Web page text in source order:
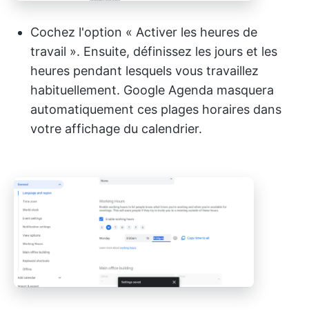
Cochez l'option « Activer les heures de
travail ». Ensuite, définissez les jours et les
heures pendant lesquels vous travaillez
habituellement. Google Agenda masquera
automatiquement ces plages horaires dans
votre affichage du calendrier.